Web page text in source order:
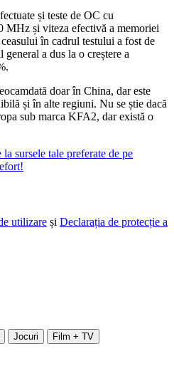
și teste de OC cu
MHz și viteza efectivă a memoriei
în cadrul testului a fost de
a dus la o creștere a
doar în China, dar este
și în alte regiuni. Nu se știe dacă
sub marca KFA2, dar există o
sursele tale preferate de pe
utilizare și Declarația de protecție a
Jocuri Film + TV